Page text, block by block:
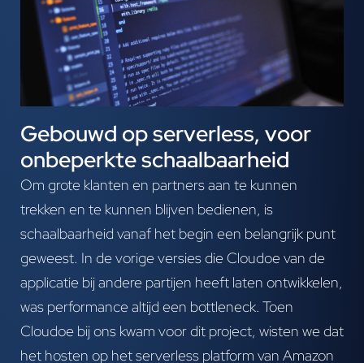
Gebouwd op serverless, voor
onbeperkte schaalbaarheid
Om grote klanten en partners aan te kunnen
trekken en te kunnen blijven bedienen, is
schaalbaarheid vanaf het begin een belangrijk punt
geweest. In de vorige versies die Cloudoe van de
applicatie bij andere partijen heeft laten ontwikkelen,
was performance altijd een bottleneck. Toen
Cloudoe bij ons kwam voor dit project, wisten we dat
het hosten op het serverless platform van Amazon